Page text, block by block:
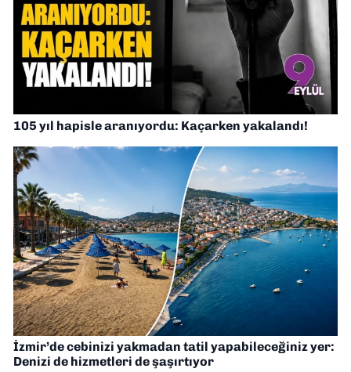
105 yıl hapisle aranıyordu: Kaçarken yakalandı!
İzmir’de cebinizi yakmadan tatil yapabileceğiniz yer:
Denizi de hizmetleri de şaşırtıyor